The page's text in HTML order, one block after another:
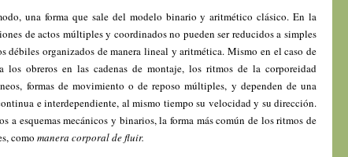
una forma que sale del modelo binario y aritmético clásico. En la
de actos múltiples y coordinados no pueden ser reducidos a simples
débiles organizados de manera lineal y aritmética. Mismo en el caso de
los obreros en las cadenas de montaje, los ritmos de la corporeidad
formas de movimiento o de reposo múltiples, y dependen de una
e interdependiente, al mismo tiempo su velocidad y su dirección.
a esquemas mecánicos y binarios, la forma más común de los ritmos de
como manera corporal de fluir.